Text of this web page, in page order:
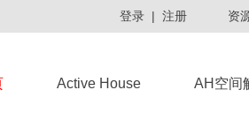
登录 | 注册 资
Active House AH空间